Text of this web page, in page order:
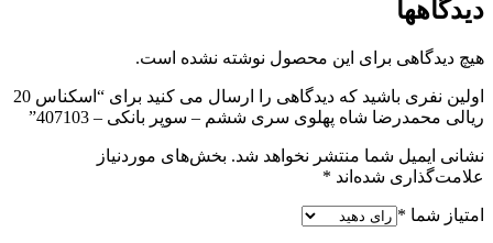
دیدگاهها
هیچ دیدگاهی برای این محصول نوشته نشده است.
اولین نفری باشید که دیدگاهی را ارسال می کنید برای “اسکناس 20
ریالی محمدرضا شاه پهلوی سری ششم – سوپر بانکی – 407103”
نشانی ایمیل شما منتشر نخواهد شد. بخش‌های موردنیاز
علامت‌گذاری شده‌اند *
امتیاز شما *